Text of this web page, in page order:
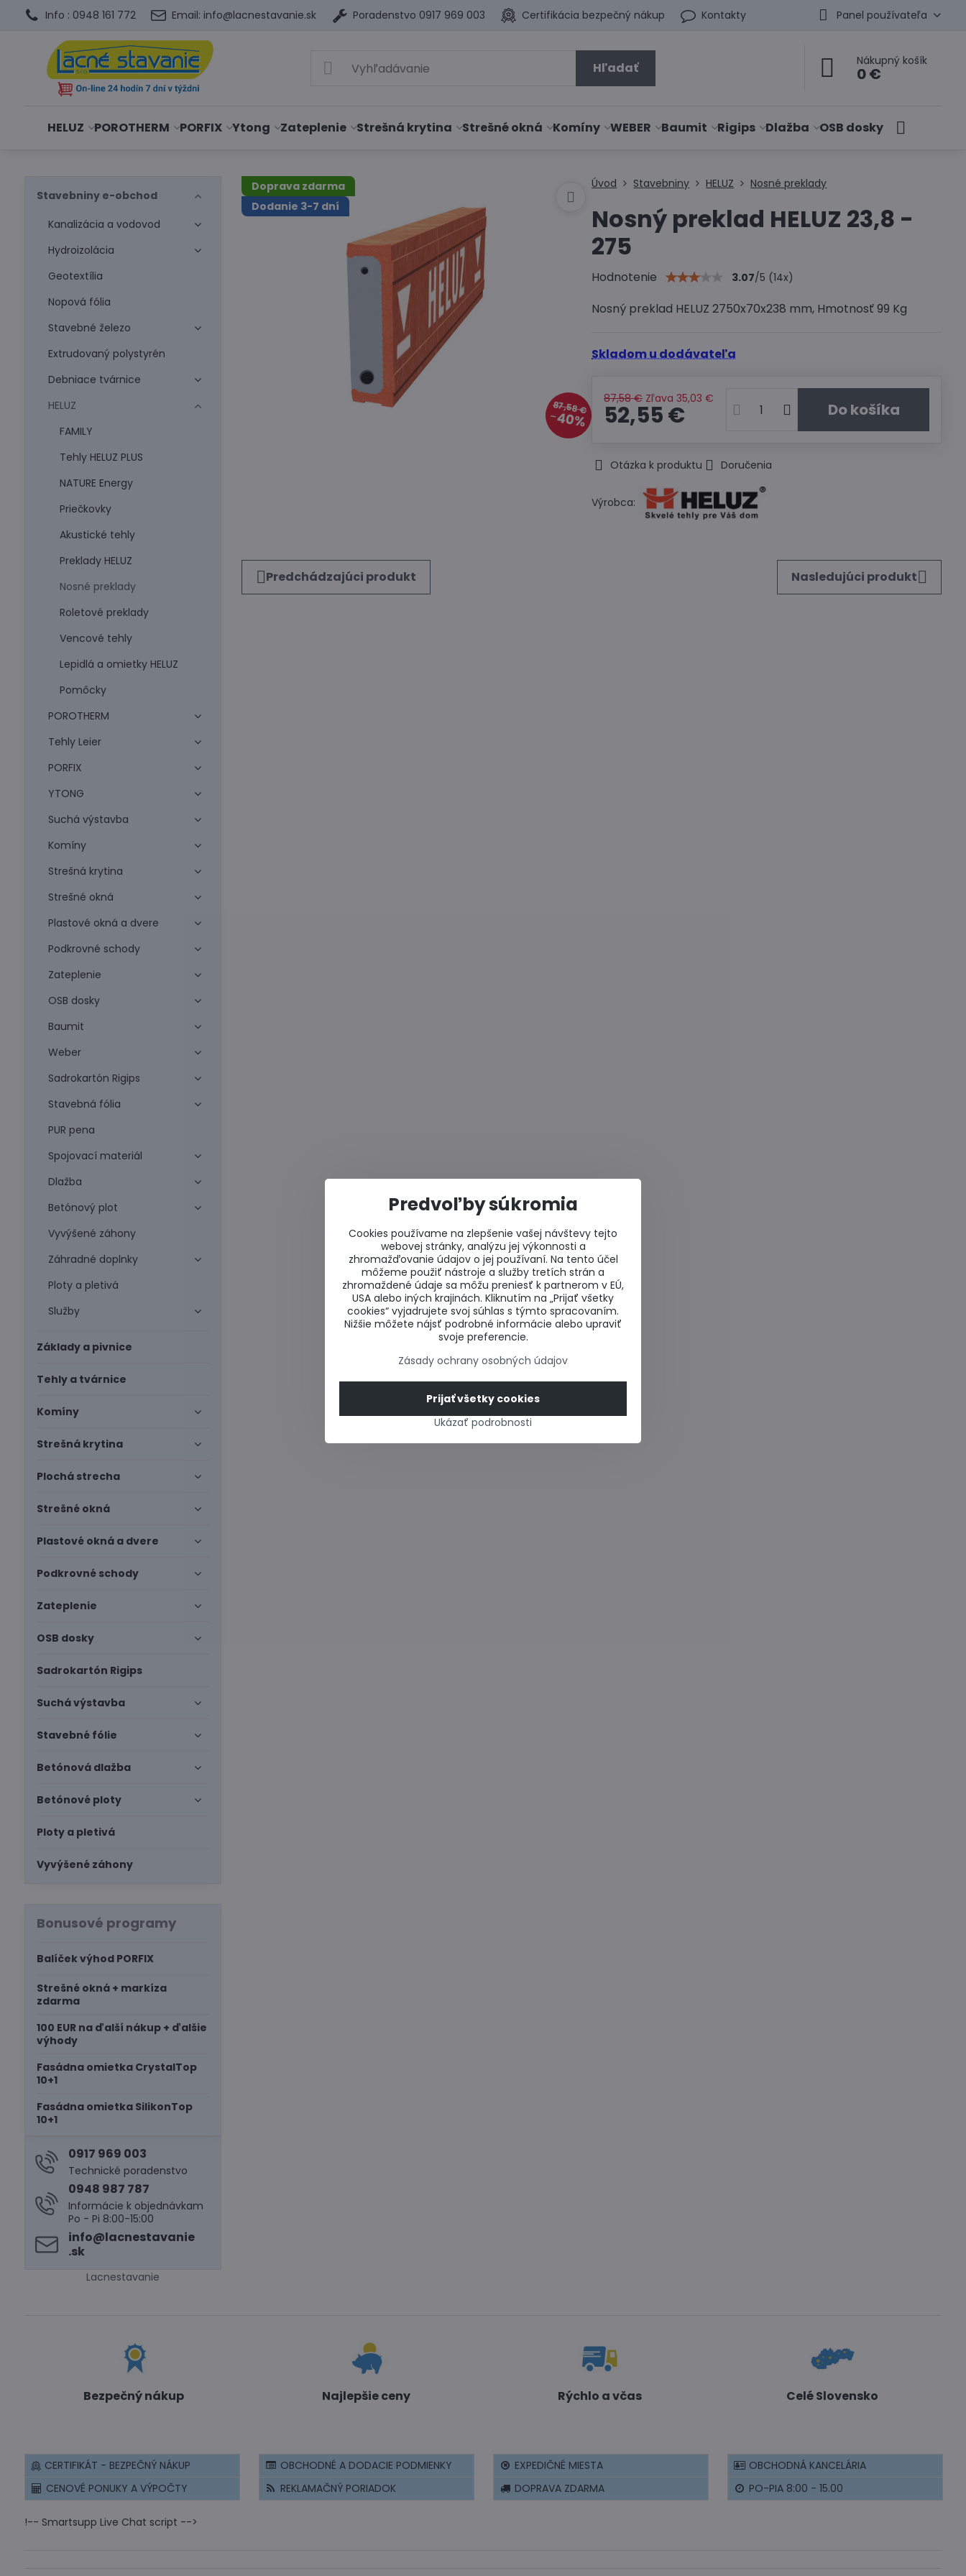
Info : 0948 161 772 Email: info@lacnestavanie.sk Poradenstvo 0917 969 003 Certifikácia bezpečný nákup Kontakty Panel používateľa
Hľadať Nákupný košík
0 €
HELUZ POROTHERM PORFIX Ytong Zateplenie Strešná krytina Strešné okná Komíny WEBER Baumit Rigips Dlažba OSB dosky
Doprava zdarma
Dodanie 3-7 dní
87,58 €
40%
Úvod Stavebniny HELUZ Nosné preklady
Nosný preklad HELUZ 23,8 -
275
Hodnotenie 3.07/5 (14x)
Nosný preklad HELUZ 2750x70x238 mm, Hmotnosť 99 Kg
Skladom u dodávateľa
87,58 € Zľava 35,03 €
52,55 € Do košíka
Otázka k produktu Doručenia
Výrobca:
Predchádzajúci produkt Nasledujúci produkt
Stavebniny e-obchod
Kanalizácia a vodovod
Hydroizolácia
Geotextília
Nopová fólia
Stavebné železo
Extrudovaný polystyrén
Debniace tvárnice
HELUZ
FAMILY
Tehly HELUZ PLUS
NATURE Energy
Priečkovky
Akustické tehly
Preklady HELUZ
Nosné preklady
Roletové preklady
Vencové tehly
Lepidlá a omietky HELUZ
Pomôcky
POROTHERM
Tehly Leier
PORFIX
YTONG
Suchá výstavba
Komíny
Strešná krytina
Strešné okná
Plastové okná a dvere
Podkrovné schody
Zateplenie
OSB dosky
Baumit
Weber
Sadrokartón Rigips
Stavebná fólia
PUR pena
Spojovací materiál
Dlažba
Betónový plot
Vyvýšené záhony
Záhradné doplnky
Ploty a pletivá
Služby
Základy a pivnice
Tehly a tvárnice
Komíny
Strešná krytina
Plochá strecha
Strešné okná
Plastové okná a dvere
Podkrovné schody
Zateplenie
OSB dosky
Sadrokartón Rigips
Suchá výstavba
Stavebné fólie
Betónová dlažba
Betónové ploty
Ploty a pletivá
Vyvýšené záhony
Bonusové programy
Balíček výhod PORFIX
Strešné okná + markíza
zdarma
100 EUR na ďalší nákup + ďalšie
výhody
Fasádna omietka CrystalTop
10+1
Fasádna omietka SilikonTop
10+1
0917 969 003
Technické poradenstvo
0948 987 787
Informácie k objednávkam
Po - Pi 8:00-15:00
info​@lacnestavanie​
.sk
Lacnestavanie
Bezpečný nákup Najlepšie ceny Rýchlo a včas Celé Slovensko
CERTIFIKÁT - BEZPEČNÝ NÁKUP
CENOVÉ PONUKY A VÝPOČTY
!-- Smartsupp Live Chat script -->
OBCHODNÉ A DODACIE PODMIENKY
REKLAMAČNÝ PORIADOK
EXPEDIČNÉ MIESTA
DOPRAVA ZDARMA
OBCHODNÁ KANCELÁRIA
PO-PIA 8:00 - 15.00
Predvoľby súkromia
Cookies používame na zlepšenie vašej návštevy tejto
webovej stránky, analýzu jej výkonnosti a
zhromažďovanie údajov o jej používaní. Na tento účel
môžeme použiť nástroje a služby tretích strán a
zhromaždené údaje sa môžu preniesť k partnerom v EÚ,
USA alebo iných krajinách. Kliknutím na „Prijať všetky
cookies“ vyjadrujete svoj súhlas s týmto spracovaním.
Nižšie môžete nájsť podrobné informácie alebo upraviť
svoje preferencie.
Zásady ochrany osobných údajov
Ukázať podrobnosti
Prijať všetky cookies